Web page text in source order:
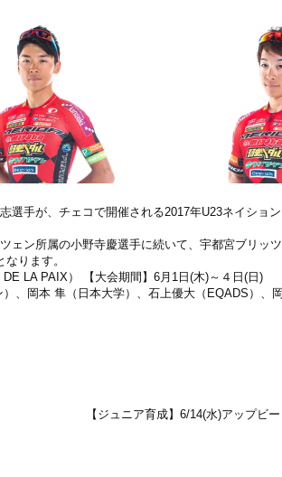
手が、チェコで開催される2017年U23ネイショ
ェン所属の小野寺慶選手に続いて、宇都宮ブリッ
ります。
DE LA PAIX） 【大会期間】6月1日(木)～４日(日)
、岡本 隼（日本大学）、石上優大（EQADS）、
【ジュニア育成】6/14(水)アップビ